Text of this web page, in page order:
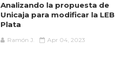
Analizando la propuesta de
Unicaja para modificar la LEB
Plata
Ramón J. Apr 04, 2023